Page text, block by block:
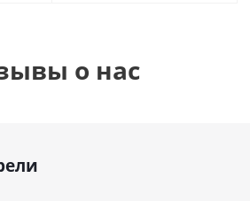
о нас